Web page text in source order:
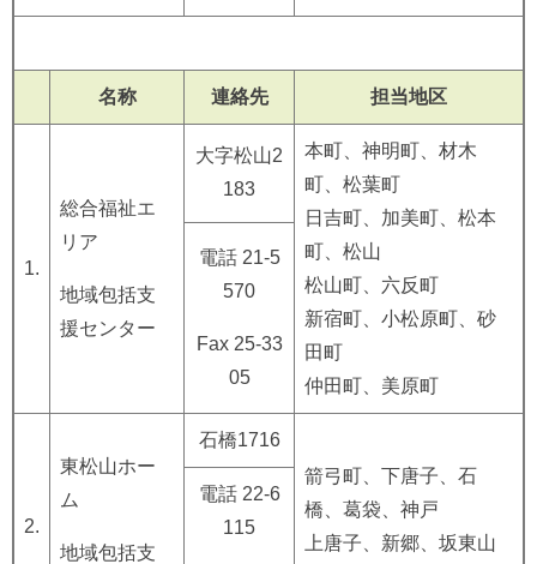
名称 連絡先 担当地区
1.
総合福祉エ
リア
地域包括支
援センター
大字松山2
183
本町、神明町、材木
町、松葉町
日吉町、加美町、松本
町、松山
松山町、六反町
新宿町、小松原町、砂
田町
仲田町、美原町
電話 21-5
570
Fax 25-33
05
2.
東松山ホー
ム
地域包括支
石橋1716
箭弓町、下唐子、石
橋、葛袋、神戸
上唐子、新郷、坂東山
電話 22-6
115